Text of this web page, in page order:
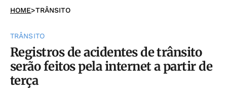
HOME>TRÂNSITO
TRÂNSITO
Registros de acidentes de trânsito
serão feitos pela internet a partir de
terça